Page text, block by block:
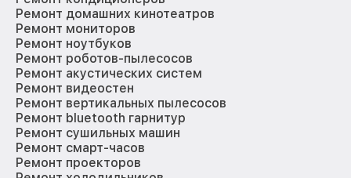
Ремонт домашних кинотеатров
Ремонт мониторов
Ремонт ноутбуков
Ремонт роботов-пылесосов
Ремонт акустических систем
Ремонт видеостен
Ремонт вертикальных пылесосов
Ремонт bluetooth гарнитур
Ремонт сушильных машин
Ремонт смарт-часов
Ремонт проекторов